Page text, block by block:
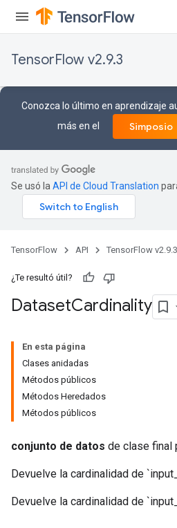
TensorFlow v2.9.3
Conozca lo último en aprendizaje
más en el
Simposio
Se usó la API de Cloud Translation
TensorFlow API TensorFlow v2.9.3
¿Te resultó útil?
DatasetCardinality
En esta página
Clases anidadas
Métodos públicos
Métodos Heredados
Métodos públicos
conjunto de datos de clase final
Devuelve la cardinalidad de
Devuelve la cardinalidad de